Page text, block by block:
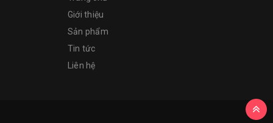
Giới thiệu
Sản phẩm
Tin tức
Liên hệ